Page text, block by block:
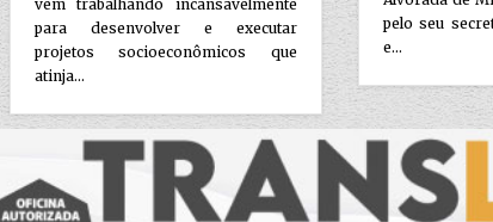
vem trabalhando incansavelmente
para desenvolver e executar
projetos socioeconômicos que
atinja...
pelo seu
e...